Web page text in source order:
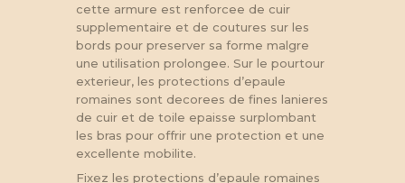
cette armure est renforcee de cuir
supplementaire et de coutures sur les
bords pour preserver sa forme malgre
une utilisation prolongee. Sur le pourtour
exterieur, les protections d’epaule
romaines sont decorees de fines lanieres
de cuir et de toile epaisse surplombant
les bras pour offrir une protection et une
excellente mobilite.
Fixez les protections d’epaule romaines